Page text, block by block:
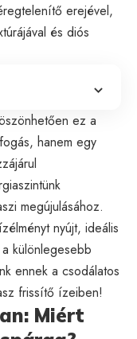
erejével,
és diós
ez a
hanem egy
megújulásához.
nyújt, ideális
különlegesebb
ennek a csodálatos
frissítő ízeiben!
Miért